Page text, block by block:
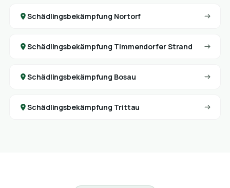
Schädlingsbekämpfung Nortorf
Schädlingsbekämpfung Timmendorfer Strand
Schädlingsbekämpfung Bosau
Schädlingsbekämpfung Trittau